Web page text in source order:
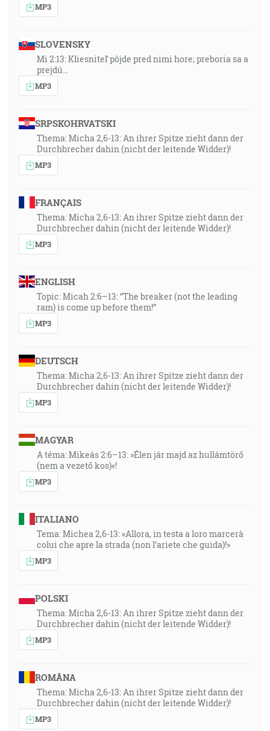
MP3
SLOVENSKY
Mi 2:13: Kliesniteľ pôjde pred nimi hore; preboria sa a
prejdú…
MP3
SRPSKOHRVATSKI
Thema: Micha 2,6-13: An ihrer Spitze zieht dann der
Durchbrecher dahin (nicht der leitende Widder)!
MP3
FRANÇAIS
Thema: Micha 2,6-13: An ihrer Spitze zieht dann der
Durchbrecher dahin (nicht der leitende Widder)!
MP3
ENGLISH
Topic: Micah 2:6–13: “The breaker (not the leading
ram) is come up before them!”
MP3
DEUTSCH
Thema: Micha 2,6-13: An ihrer Spitze zieht dann der
Durchbrecher dahin (nicht der leitende Widder)!
MP3
MAGYAR
A téma: Mikeás 2:6–13: »Élen jár majd az hullámtörő
(nem a vezető kos)«!
MP3
ITALIANO
Tema: Michea 2,6-13: «Allora, in testa a loro marcerà
colui che apre la strada (non l’ariete che guida)!»
MP3
POLSKI
Thema: Micha 2,6-13: An ihrer Spitze zieht dann der
Durchbrecher dahin (nicht der leitende Widder)!
MP3
ROMÂNA
Thema: Micha 2,6-13: An ihrer Spitze zieht dann der
Durchbrecher dahin (nicht der leitende Widder)!
MP3